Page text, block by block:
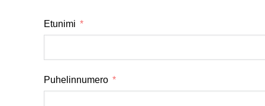
Etunimi
Puhelinnumero